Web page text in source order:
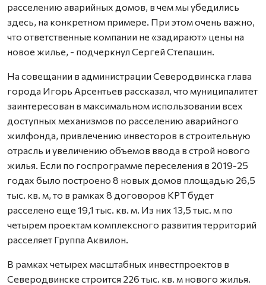
расселению аварийных домов, в чем мы убедились
здесь, на конкретном примере. При этом очень важно,
что ответственные компании не «задирают» цены на
новое жилье, - подчеркнул Сергей Степашин.
На совещании в администрации Северодвинска глава
города Игорь Арсентьев рассказал, что муниципалитет
заинтересован в максимальном использовании всех
доступных механизмов по расселению аварийного
жилфонда, привлечению инвесторов в строительную
отрасль и увеличению объемов ввода в строй нового
жилья. Если по госпрограмме переселения в 2019-25
годах было построено 8 новых домов площадью 26,5
тыс. кв. м, то в рамках 8 договоров КРТ будет
расселено еще 19,1 тыс. кв. м. Из них 13,5 тыс. м по
четырем проектам комплексного развития территорий
расселяет Группа Аквилон.
В рамках четырех масштабных инвестпроектов в
Северодвинске строится 226 тыс. кв. м нового жилья.